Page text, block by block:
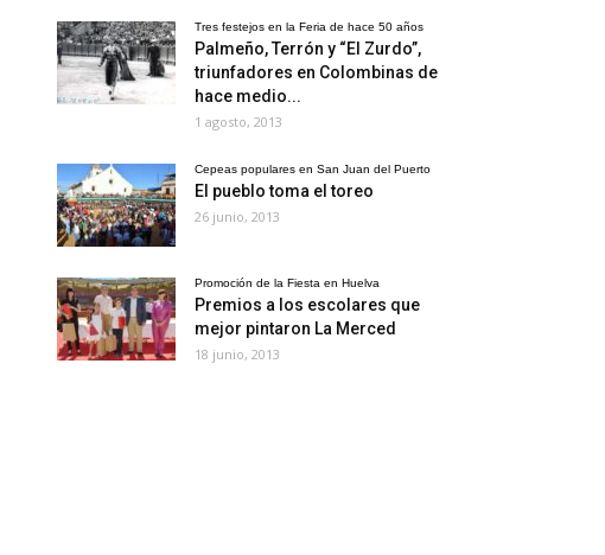
Tres festejos en la Feria de hace 50 años
Palmeño, Terrón y “El Zurdo”,
triunfadores en Colombinas de
hace medio...
1 agosto, 2013
Cepeas populares en San Juan del Puerto
El pueblo toma el toreo
26 junio, 2013
Promoción de la Fiesta en Huelva
Premios a los escolares que
mejor pintaron La Merced
18 junio, 2013